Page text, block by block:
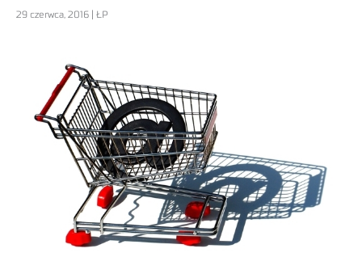
29 czerwca, 2016 | ŁP